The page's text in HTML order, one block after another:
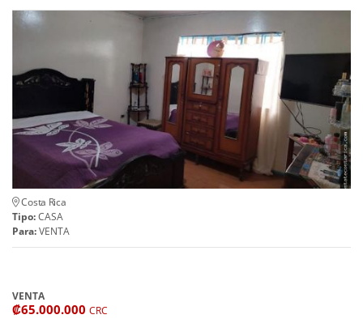
Costa Rica
Tipo:CASA
Para:VENTA
VENTA
₡65.000.000 CRC